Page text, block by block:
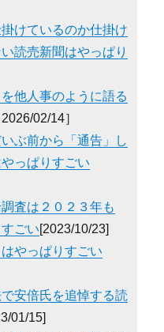
けているのか仕掛け
読売新聞はやっぱり
他人事のように語る
2026/02/14］
ぶ前から「通告」し
っぱりすごい
査は２０２３年も
ごい[2023/10/23]
やっぱりすごい
安倍氏を追悼する読
01/15]